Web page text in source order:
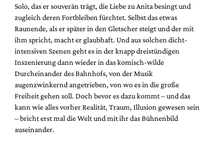
Solo, das er souverän trägt, die Liebe zu Anita besingt und
zugleich deren Fortbleiben fürchtet. Selbst das etwas
Raunende, als er später in den Gletscher steigt und der mit
ihm spricht, macht er glaubhaft. Und aus solchen dicht-
intensiven Szenen geht es in der knapp dreistündigen
Inszenierung dann wieder in das komisch-wilde
Durcheinander des Bahnhofs, von der Musik
augenzwinkernd angetrieben, von wo es in die große
Freiheit gehen soll. Doch bevor es dazu kommt – und das
kann wie alles vorher Realität, Traum, Illusion gewesen sein
– bricht erst mal die Welt und mit ihr das Bühnenbild
auseinander.